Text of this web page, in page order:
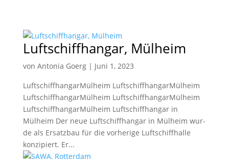
Luftschiffhangar, Mülheim
von Antonia Goerg| Juni 1, 2023
LuftschiffhangarMülheim LuftschiffhangarMülheim
LuftschiffhangarMülheim LuftschiffhangarMülheim
LuftschiffhangarMülheim Luftschiffhangar in
Mülheim Der neue Luft­schiff­hang­ar in Mülheim wur­
de als Er­satz­bau für die vor­her­ige Luft­schiff­hal­le
kon­zi­piert. Er...